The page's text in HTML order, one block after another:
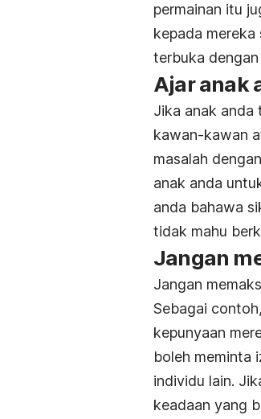
permainan itu
kepada mereka
terbuka dengan
Ajar anak
Jika anak anda
kawan-kawan
masalah
anak anda
anda bahawa
tidak mahu
Jangan
Jangan
Sebagai
kepunyaan
boleh meminta
individu lain.
keadaan yang